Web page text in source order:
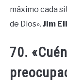
máximo cada
de Dios». Jim
70.